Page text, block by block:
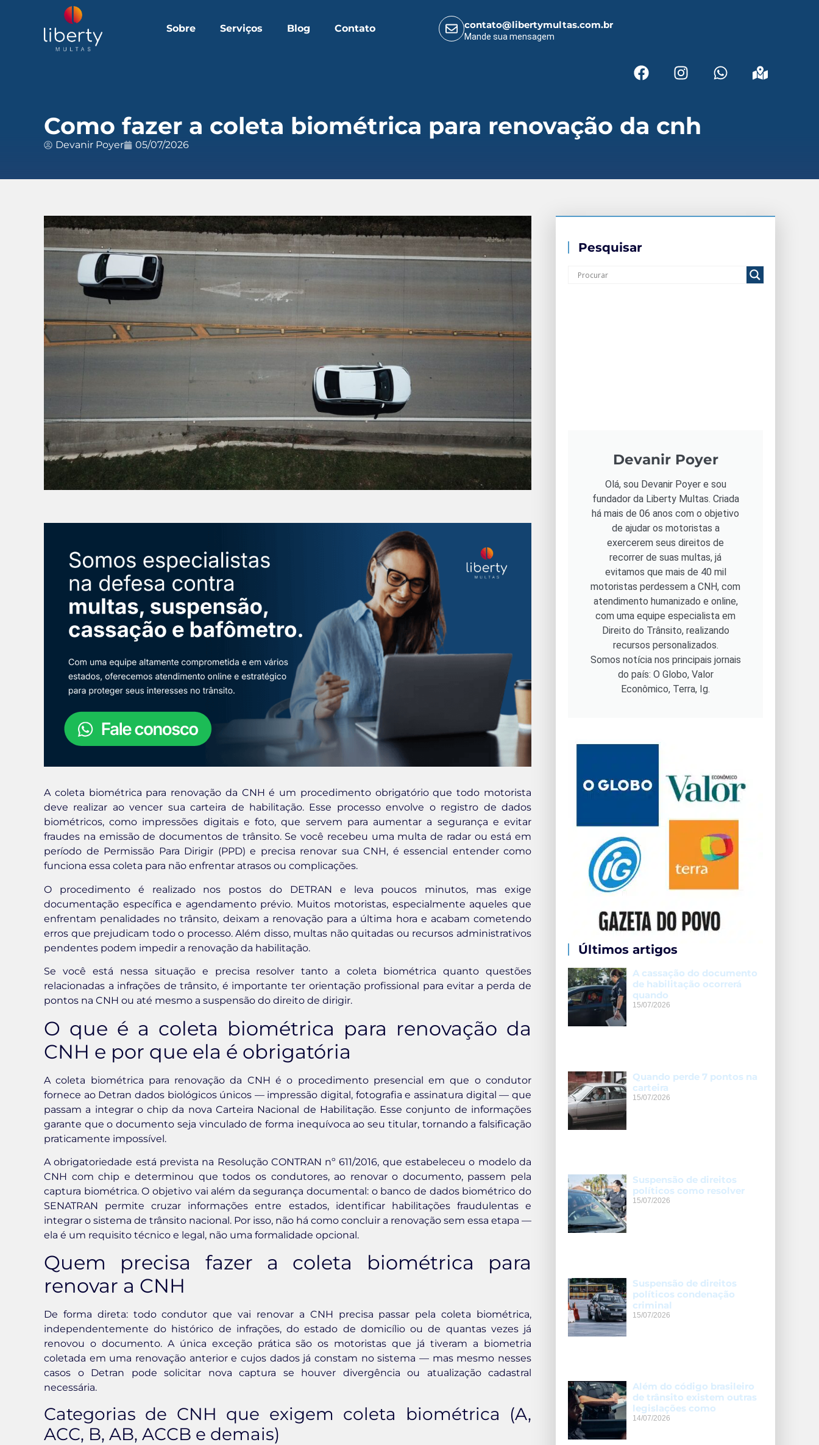
Sobre Serviços Blog Contato contato@libertymultas.com.br
Mande sua mensagem
Como fazer a coleta biométrica para renovação da cnh
Devanir Poyer 05/07/2026
A coleta biométrica para renovação da CNH é um procedimento obrigatório que todo motorista
deve realizar ao vencer sua carteira de habilitação. Esse processo envolve o registro de dados
biométricos, como impressões digitais e foto, que servem para aumentar a segurança e evitar
fraudes na emissão de documentos de trânsito. Se você recebeu uma multa de radar ou está em
período de Permissão Para Dirigir (PPD) e precisa renovar sua CNH, é essencial entender como
funciona essa coleta para não enfrentar atrasos ou complicações.
O procedimento é realizado nos postos do DETRAN e leva poucos minutos, mas exige
documentação específica e agendamento prévio. Muitos motoristas, especialmente aqueles que
enfrentam penalidades no trânsito, deixam a renovação para a última hora e acabam cometendo
erros que prejudicam todo o processo. Além disso, multas não quitadas ou recursos administrativos
pendentes podem impedir a renovação da habilitação.
Se você está nessa situação e precisa resolver tanto a coleta biométrica quanto questões
relacionadas a infrações de trânsito, é importante ter orientação profissional para evitar a perda de
pontos na CNH ou até mesmo a suspensão do direito de dirigir.
O que é a coleta biométrica para renovação da
CNH e por que ela é obrigatória
A coleta biométrica para renovação da CNH é o procedimento presencial em que o condutor
fornece ao Detran dados biológicos únicos — impressão digital, fotografia e assinatura digital — que
passam a integrar o chip da nova Carteira Nacional de Habilitação. Esse conjunto de informações
garante que o documento seja vinculado de forma inequívoca ao seu titular, tornando a falsificação
praticamente impossível.
A obrigatoriedade está prevista na Resolução CONTRAN nº 611/2016, que estabeleceu o modelo da
CNH com chip e determinou que todos os condutores, ao renovar o documento, passem pela
captura biométrica. O objetivo vai além da segurança documental: o banco de dados biométrico do
SENATRAN permite cruzar informações entre estados, identificar habilitações fraudulentas e
integrar o sistema de trânsito nacional. Por isso, não há como concluir a renovação sem essa etapa —
ela é um requisito técnico e legal, não uma formalidade opcional.
Quem precisa fazer a coleta biométrica para
renovar a CNH
De forma direta: todo condutor que vai renovar a CNH precisa passar pela coleta biométrica,
independentemente do histórico de infrações, do estado de domicílio ou de quantas vezes já
renovou o documento. A única exceção prática são os motoristas que já tiveram a biometria
coletada em uma renovação anterior e cujos dados já constam no sistema — mas mesmo nesses
casos o Detran pode solicitar nova captura se houver divergência ou atualização cadastral
necessária.
Categorias de CNH que exigem coleta biométrica (A,
ACC, B, AB, ACCB e demais)
Pesquisar
Devanir Poyer
Olá, sou Devanir Poyer e sou
fundador da Liberty Multas. Criada
há mais de 06 anos com o objetivo
de ajudar os motoristas a
exercerem seus direitos de
recorrer de suas multas, já
evitamos que mais de 40 mil
motoristas perdessem a CNH, com
atendimento humanizado e online,
com uma equipe especialista em
Direito do Trânsito, realizando
recursos personalizados.
Somos notícia nos principais jornais
do país: O Globo, Valor
Econômico, Terra, Ig.
Últimos artigos
A cassação do documento
de habilitação ocorrerá
quando
15/07/2026
Quando perde 7 pontos na
carteira
15/07/2026
Suspensão de direitos
políticos como resolver
15/07/2026
Suspensão de direitos
políticos condenação
criminal
15/07/2026
Além do código brasileiro
de trânsito existem outras
legislações como
14/07/2026